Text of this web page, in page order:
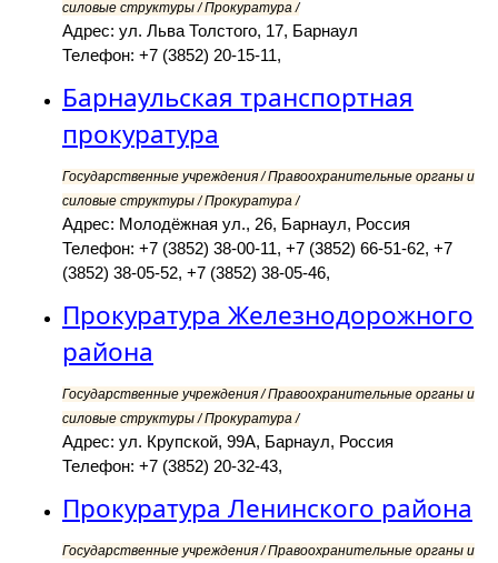
силовые структуры / Прокуратура /
Адрес: ул. Льва Толстого, 17, Барнаул
Телефон: +7 (3852) 20-15-11,
Барнаульская транспортная
прокуратура
Государственные учреждения / Правоохранительные органы и
силовые структуры / Прокуратура /
Адрес: Молодёжная ул., 26, Барнаул, Россия
Телефон: +7 (3852) 38-00-11, +7 (3852) 66-51-62, +7
(3852) 38-05-52, +7 (3852) 38-05-46,
Прокуратура Железнодорожного
района
Государственные учреждения / Правоохранительные органы и
силовые структуры / Прокуратура /
Адрес: ул. Крупской, 99А, Барнаул, Россия
Телефон: +7 (3852) 20-32-43,
Прокуратура Ленинского района
Государственные учреждения / Правоохранительные органы и